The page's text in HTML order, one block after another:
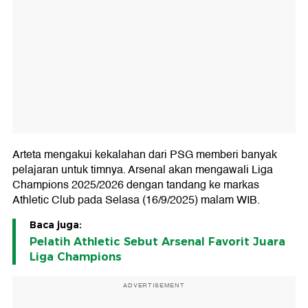
Arteta mengakui kekalahan dari PSG memberi banyak
pelajaran untuk timnya. Arsenal akan mengawali Liga
Champions 2025/2026 dengan tandang ke markas
Athletic Club pada Selasa (16/9/2025) malam WIB.
Baca juga:
Pelatih Athletic Sebut Arsenal Favorit Juara
Liga Champions
ADVERTISEMENT